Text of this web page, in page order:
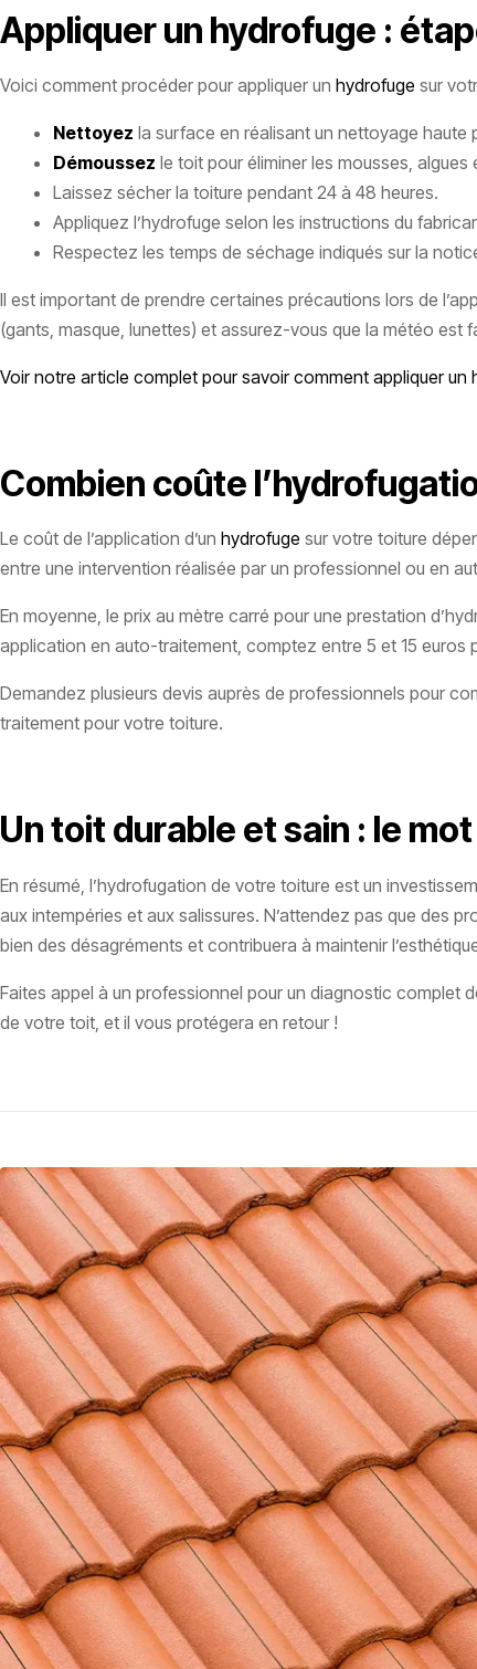
Appliquer un hydrofuge :
Voici comment procéder pour appliquer un hydrofuge sur
Nettoyez la surface en réalisant un nettoyage haute
Démoussez le toit pour éliminer les mousses,
Laissez sécher la toiture pendant 24 à 48 heures.
Appliquez l’hydrofuge selon les instructions du
Respectez les temps de séchage indiqués sur la
Il est important de prendre certaines précautions lors de
(gants, masque, lunettes) et assurez-vous que la météo est
Voir notre article complet pour savoir comment appliquer un
Combien coûte
Le coût de l’application d’un hydrofuge sur votre toiture
entre une intervention réalisée par un professionnel ou en
En moyenne, le prix au mètre carré pour une prestation
application en auto-traitement, comptez entre 5 et 15 euros
Demandez plusieurs devis auprès de professionnels pour
traitement pour votre toiture.
Un toit durable et sain : le
En résumé, l’hydrofugation de votre toiture est un
aux intempéries et aux salissures. N’attendez pas que des
bien des désagréments et contribuera à maintenir
Faites appel à un professionnel pour un diagnostic complet
de votre toit, et il vous protégera en retour !